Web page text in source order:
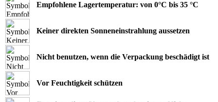
Empfohlene Lagertemperatur: von 0°C bis 35 °C
Keiner direkten Sonneneinstrahlung aussetzen
Nicht benutzen, wenn die Verpackung beschädigt ist
Vor Feuchtigkeit schützen